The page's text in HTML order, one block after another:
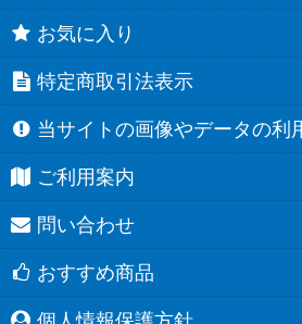
お気に入り
特定商取引法表示
当サイトの画像やデータの利
ご利用案内
問い合わせ
おすすめ商品